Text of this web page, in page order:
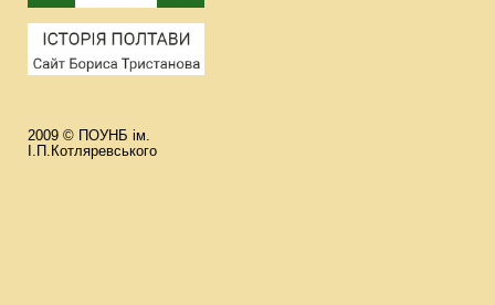
2009 © ПОУНБ ім.
І.П.Котляревського